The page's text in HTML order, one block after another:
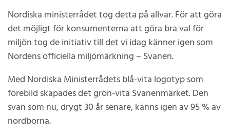
Nordiska ministerrådet tog detta på allvar. För att göra
det möjligt för konsumenterna att göra bra val för
miljön tog de initiativ till det vi idag känner igen som
Nordens officiella miljömärkning – Svanen.
Med Nordiska Ministerrådets blå-vita logotyp som
förebild skapades det grön-vita Svanenmärket. Den
svan som nu, drygt 30 år senare, känns igen av 95 % av
nordborna.